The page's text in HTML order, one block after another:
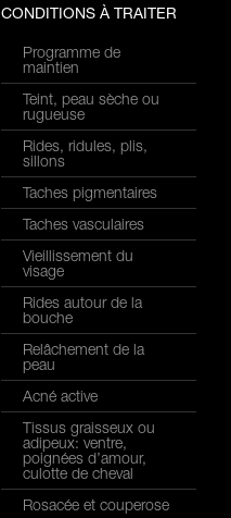
CONDITIONS À TRAITER
Programme de
maintien
Teint, peau sèche ou
rugueuse
Rides, ridules, plis,
sillons
Taches pigmentaires
Taches vasculaires
Vieillissement du
visage
Rides autour de la
bouche
Relâchement de la
peau
Acné active
Tissus graisseux ou
adipeux: ventre,
poignées d’amour,
culotte de cheval
Rosacée et couperose